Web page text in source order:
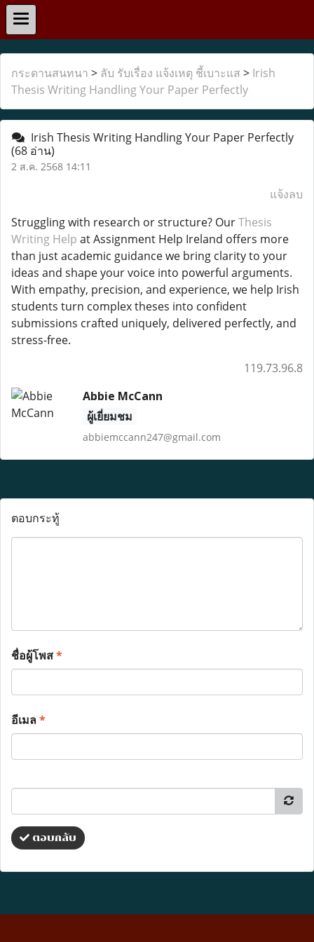
กระดานสนทนา > ลับ รับเรื่อง แจ้งเหตุ ชี้เบาะแส > Irish
Thesis Writing Handling Your Paper Perfectly
Irish Thesis Writing Handling Your Paper Perfectly
(68 อ่าน)
2 ส.ค. 2568 14:11
แจ้งลบ
Struggling with research or structure? OurThesis
Writing Help at Assignment Help Ireland offers more
than just academic guidance we bring clarity to your
ideas and shape your voice into powerful arguments.
With empathy, precision, and experience, we help Irish
students turn complex theses into confident
submissions crafted uniquely, delivered perfectly, and
stress-free.
119.73.96.8
Abbie McCann
ผู้เยี่ยมชม
abbiemccann247@gmail.com
ตอบกระทู้
ชื่อผู้โพส*
อีเมล*
ตอบกลับ